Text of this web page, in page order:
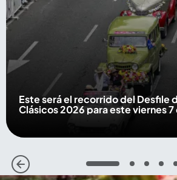
Este será el recorrido del Desfile
Clásicos 2026 para este viernes
1 2 3 4